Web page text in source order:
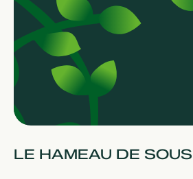
LE HAMEAU DE